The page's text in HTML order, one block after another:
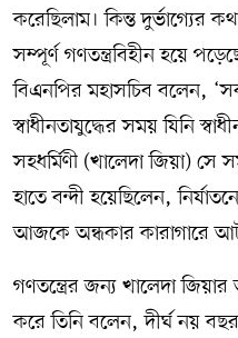
করেছিলাম। কিন্ত
সম্পূর্ণ গণতন্ত্রবিহীন হয়ে
বিএনপির মহাসচিব বলেন,
স্বাধীনতাযুদ্ধের সময় যিনি
সহধর্মিণী (খালেদা জিয়া) সে
হাতে বন্দী হয়েছিলেন,
আজকে অন্ধকার কারাগারে
গণতন্ত্রের জন্য খালেদা
করে তিনি বলেন, দীর্ঘ নয়